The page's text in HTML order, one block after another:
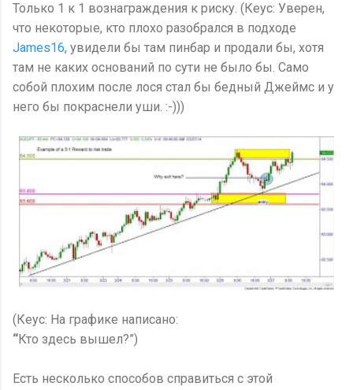
Только 1 к 1 вознаграждения к риску. (Кеус: Уверен,
что некоторые, кто плохо разобрался в подходе
James16, увидели бы там пинбар и продали бы, хотя
там не каких оснований по сути не было бы. Само
собой плохим после лося стал бы бедный Джеймс и у
него бы покраснели уши. :-)))
(Кеус: На графике написано:
“Кто здесь вышел?”)
Есть несколько способов справиться с этой